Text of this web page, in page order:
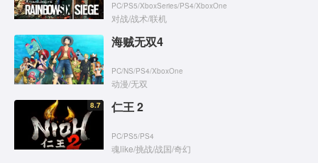
PC/PS5/XboxSeries/PS4/XboxOne
对战/战术/联机
海贼无双4
PC/NS/PS4/XboxOne
动漫/无双
8.7 仁王 2
PC/PS5/PS4
魂like/挑战/战国/奇幻